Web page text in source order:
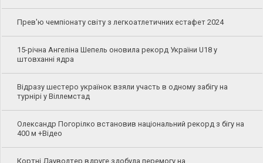
Прев'ю чемпіонату світу з легкоатлетичних естафет 2024
15-річна Ангеліна Шепель оновила рекорд України U18 у
штовханні ядра
Відразу шестеро українок взяли участь в одному забігу на
турнірі у Віллемстад
Олександр Погорілко встановив національний рекорд з бігу на
400 м +Відео
Кортні Дауволтер вдруге здобула перемогу на